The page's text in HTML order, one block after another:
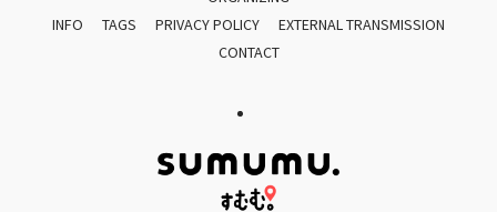
INFO
TAGS PRIVACY POLICY
EXTERNAL TRANSMISSION
CONTACT